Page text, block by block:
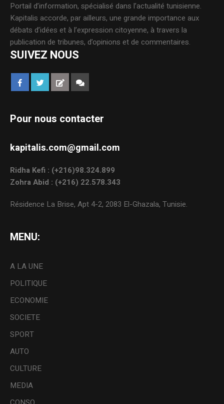
Portail d’information, spécialisé dans l’actualité tunisienne.
Kapitalis accorde, par ailleurs, une grande importance aux
débats d’idées et à l’expression citoyenne, à travers la
publication de tribunes, d’opinions et de commentaires.
SUIVEZ NOUS
Pour nous contacter
kapitalis.com@gmail.com
Ridha Kefi : (+216)98.324.899
Zohra Abid : (+216) 22.578.343
Résidence La Brise, Apt 4-2, 2083 El-Ghazala, Tunisie.
MENU:
A LA UNE
POLITIQUE
ECONOMIE
SOCIETE
SPORT
AUTO
CULTURE
MEDIA